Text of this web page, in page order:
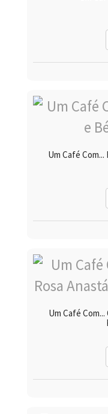
Um Café
Um Café